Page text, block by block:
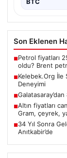
Son Eklenen
■Petrol fiyatları
oldu? Brent
■Kelebek.Org İle
Deneyimi
■
■Altın fiyatları
Gram, çeyrek,
■34 Yıl Sonra
Anıtkabir’de